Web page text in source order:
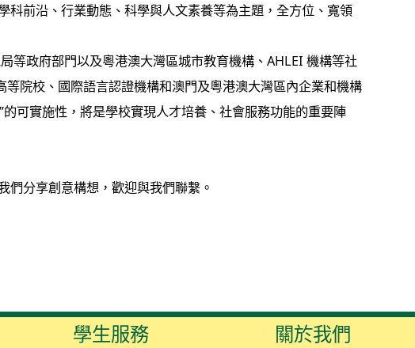
前沿、行業動態、科學與人文素養等為主題，全方位、寬領
等政府部門以及粵港澳大灣區城市教育機構、AHLEI 機構等社
院校、國際語言認證機構和澳門及粵港澳大灣區內企業和機構
可實施性，將是學校實現人才培養、社會服務功能的重要陣
分享創意構想，歡迎與我們聯繫。
學生服務 關於我們